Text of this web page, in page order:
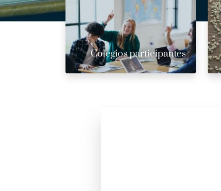
Colegios participantes